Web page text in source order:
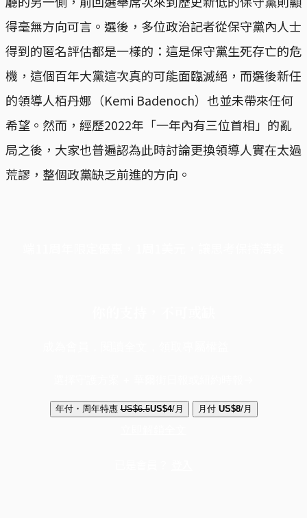
得毫無方向可言。選後，多位政治記者從保守黨內人士
得到的匿名評估都是一樣的：這是保守黨生死存亡的危
機，這個百年大黨這次真的可能面臨滅絕，而選後新任
的領導人栢丹娜（Kemi Badenoch）也並未帶來任何
希望。然而，經歷2022年「一年內有三位首相」的亂
局之後，大家也普遍認為此時討論更換領導人實在太過
荒謬，整個政黨缺乏前進的方向。
年付・周年特惠 US$6.5US$4/月 月付 US$8/月